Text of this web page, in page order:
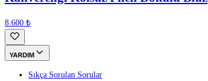
8.600 ₺
YARDIM
Sıkça Sorulan Sorular